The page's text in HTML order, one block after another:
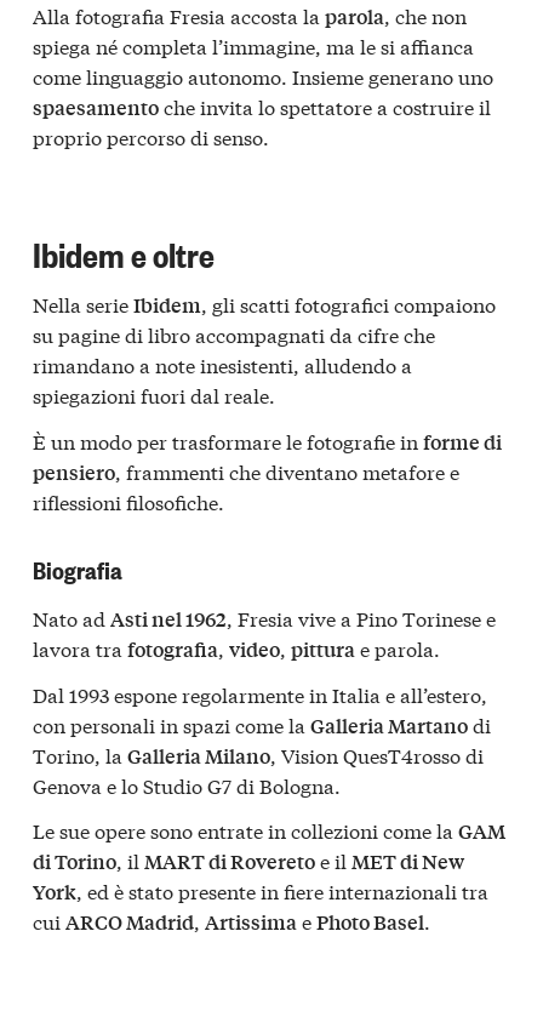
Alla fotografia Fresia accosta la parola, che non
spiega né completa l’immagine, ma le si affianca
come linguaggio autonomo. Insieme generano uno
spaesamentoche invita lo spettatore a costruire il
proprio percorso di senso.
Ibidem e oltre
Nella serieIbidem, gli scatti fotografici compaiono
su pagine di libro accompagnati da cifre che
rimandano a note inesistenti, alludendo a
spiegazioni fuori dal reale.
È un modo per trasformare le fotografie in forme di
pensiero, frammenti che diventano metafore e
riflessioni filosofiche.
Biografia
Nato ad Asti nel 1962, Fresia vive a Pino Torinese e
lavora tra fotografia, video, pitturae parola.
Dal 1993 espone regolarmente in Italia e all’estero,
con personali in spazi come la Galleria Martanodi
Torino, la Galleria Milano , Vision QuesT4rosso di
Genova e lo Studio G7 di Bologna.
Le sue opere sono entrate in collezioni come la GAM
di Torino, il MART di Roveretoe il MET di New
York, ed è stato presente in fiere internazionali tra
cui ARCO Madrid, ArtissimaePhoto Basel.